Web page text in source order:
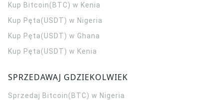
Kup Bitcoin(BTC) w Kenia
Kup Pęta(USDT) w Nigeria
Kup Pęta(USDT) w Ghana
Kup Pęta(USDT) w Kenia
SPRZEDAWAJ GDZIEKOLWIEK
Sprzedaj Bitcoin(BTC) w Nigeria